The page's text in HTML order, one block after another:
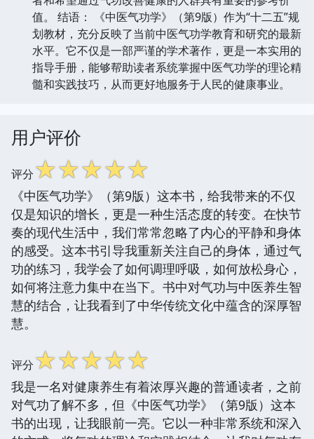
值。 结语： 《中医气功学》（第9版）作为“十二五”规
划教材，充分反映了当前中医气功学教育和研究的最新
水平。它不仅是一部严谨的学术著作，更是一本实用的
指导手册，能够帮助读者系统掌握中医气功学的理论精
髓和实践技巧，从而更好地服务于人民的健康事业。
用户评价
评分☆☆☆☆☆
《中医气功学》（第9版）这本书，给我带来的不仅
仅是知识的增长，更是一种生活态度的转变。在快节
奏的现代生活中，我们常常忽略了内心的平静和身体
的感受。这本书引导我重新关注自己的身体，通过气
功的练习，我学会了如何调理呼吸，如何放松身心，
如何将注意力集中在当下。书中对气功与中医养生智
慧的结合，让我看到了中华传统文化中蕴含的深厚智
慧。
评分☆☆☆☆☆
我是一名对健康养生有着浓厚兴趣的普通读者，之前
对气功了解不多，但《中医气功学》（第9版）这本
书的出现，让我眼前一亮。它以一种非常系统和深入